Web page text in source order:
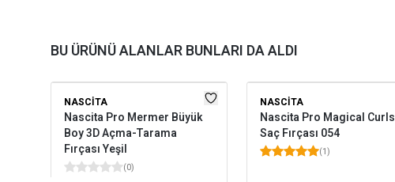
BU ÜRÜNÜ ALANLAR BUNLARI DA ALDI
NASCITA
Nascita Pro Mermer Büyük
Boy 3D Açma-Tarama
Fırçası Yeşil
(0)
NASCITA
Nascita Pro Magical Curls
Saç Fırçası 054
(1)